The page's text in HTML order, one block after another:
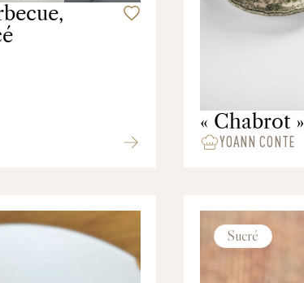
« Chabrot »
YOANN CONTE
Sucré